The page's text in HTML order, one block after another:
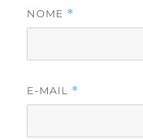
NOME *
E-MAIL *